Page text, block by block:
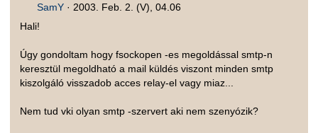
SamY ·2003. Feb. 2. (V), 04.06
Hali!
Úgy gondoltam hogy fsockopen -es megoldással smtp-n
keresztül megoldható a mail küldés viszont minden smtp
kiszolgáló visszadob acces relay-el vagy miaz...
Nem tud vki olyan smtp -szervert aki nem szenyózik?